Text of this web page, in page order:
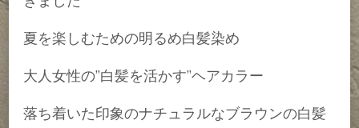
夏を楽しむための明るめ白髪染め
大人女性の”白髪を活かす”ヘアカラー
落ち着いた印象のナチュラルなブラウンの白髪